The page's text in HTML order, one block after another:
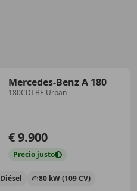
Mercedes-Benz A 180
180CDI BE Urban
€ 9.900
Precio justo
Diésel 80 kW (109 CV)